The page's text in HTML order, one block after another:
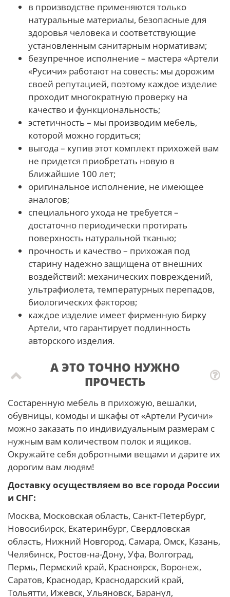
в производстве применяются только
натуральные материалы, безопасные для
здоровья человека и соответствующие
установленным санитарным нормативам;
безупречное исполнение – мастера «Артели
«Русичи» работают на совесть: мы дорожим
своей репутацией, поэтому каждое изделие
проходит многократную проверку на
качество и функциональность;
эстетичность – мы производим мебель,
которой можно гордиться;
выгода – купив этот комплект прихожей вам
не придется приобретать новую в
ближайшие 100 лет;
оригинальное исполнение, не имеющее
аналогов;
специального ухода не требуется –
достаточно периодически протирать
поверхность натуральной тканью;
прочность и качество – прихожая под
старину надежно защищена от внешних
воздействий: механических повреждений,
ультрафиолета, температурных перепадов,
биологических факторов;
каждое изделие имеет фирменную бирку
Артели, что гарантирует подлинность
авторского изделия.
А ЭТО ТОЧНО НУЖНО
ПРОЧЕСТЬ
Состаренную мебель в прихожую, вешалки,
обувницы, комоды и шкафы от «Артели Русичи»
можно заказать по индивидуальным размерам с
нужным вам количеством полок и ящиков.
Окружайте себя добротными вещами и дарите их
дорогим вам людям!
Доставку осуществляем во все города России
и СНГ:
Москва, Московская область, Санкт-Петербург,
Новосибирск, Екатеринбург, Свердловская
область, Нижний Новгород, Самара, Омск, Казань,
Челябинск, Ростов-на-Дону, Уфа, Волгоград,
Пермь, Пермский край, Красноярск, Воронеж,
Саратов, Краснодар, Краснодарский край,
Тольятти, Ижевск, Ульяновск, Баранул,